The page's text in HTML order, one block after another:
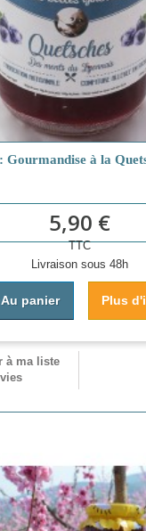
à la
5,90 €
TTC
Livraison sous 48h
Au panier Plus
à ma liste